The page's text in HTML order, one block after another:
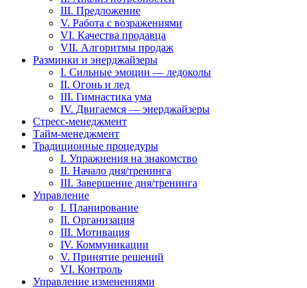
III. Предложение
V. Работа с возражениями
VI. Качества продавца
VII. Алгоритмы продаж
Разминки и энерджайзеры
I. Сильные эмоции — ледоколы
II. Огонь и лед
III. Гимнастика ума
IV. Двигаемся — энерджайзеры
Стресс-менеджмент
Тайм-менеджмент
Традиционные процедуры
I. Упражнения на знакомство
II. Начало дня/тренинга
III. Завершение дня/тренинга
Управление
I. Планирование
II. Организация
III. Мотивация
IV. Коммуникации
V. Принятие решений
VI. Контроль
Управление изменениями